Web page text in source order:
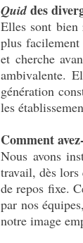
Quiddes
Elles sont bien
plus facilement
et cherche
ambivalente.
génération
les
Comment
Nous avons
travail, dès lors
de repos fixe.
par nos
notre image